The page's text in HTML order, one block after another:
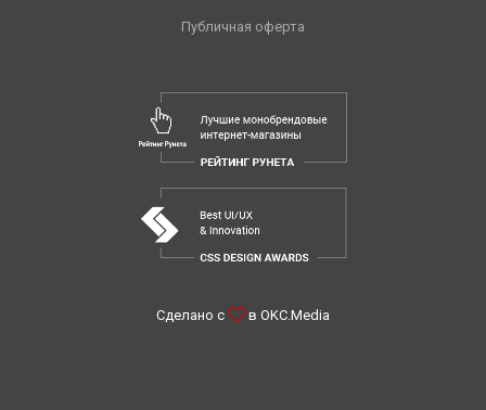
Публичная оферта
Сделано с в OKC.Media